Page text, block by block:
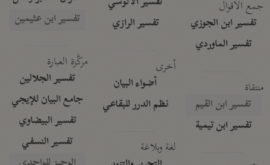
جمع الأقوال
تفسير ابن الجوزي
تفسير الماوردي
منتقاة
تفسير ابن القيم
تفسير ابن تيمية
تفسير الرازي
أخرى
أضواء البيان
نظم الدرر للبقاعي
لغة وبلاغة
تفسير ابن عثيمين
مركَّزة العبارة
تفسير الجلالين
جامع البيان للإيجي
تفسير البيضاوي
تفسير النسفي